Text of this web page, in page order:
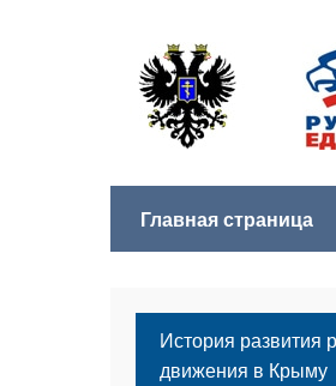
Главная страница
История развития
движения в Крыму